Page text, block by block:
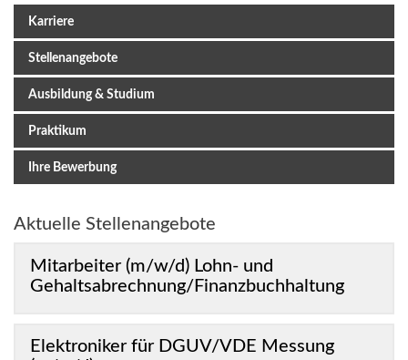
Karriere
Stellenangebote
Ausbildung & Studium
Praktikum
Ihre Bewerbung
Aktuelle Stellenangebote
Mitarbeiter (m/w/d) Lohn- und
Gehaltsabrechnung/Finanzbuchhaltung
Elektroniker für DGUV/VDE Messung